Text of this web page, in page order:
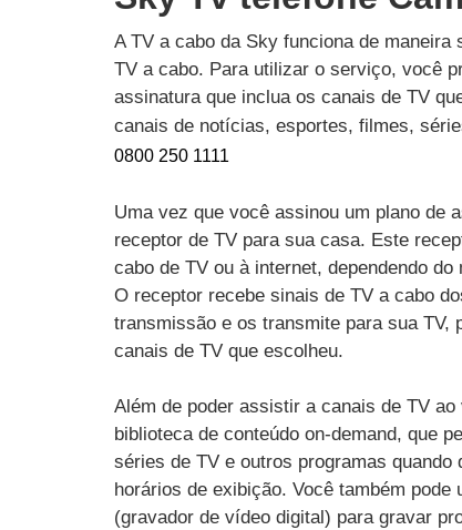
A TV a cabo da Sky funciona de
TV a cabo. Para utilizar o serviço, você
assinatura que inclua os canais de TV
canais de notícias, esportes, filmes,
0800 250 1111
Uma vez que você assinou um plano de
receptor de TV para sua casa. Este
cabo de TV ou à internet, dependendo
O receptor recebe sinais de TV a cabo
transmissão e os transmite para sua TV,
canais de TV que escolheu.
Além de poder assistir a canais de TV
biblioteca de conteúdo on-demand, que
séries de TV e outros programas
horários de exibição. Você também
(gravador de vídeo digital) para gravar